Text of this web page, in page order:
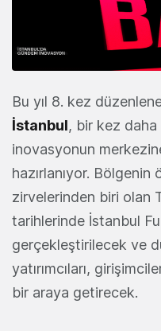
Bu yıl 8. kez
İstanbul, bir kez
inovasyonun
hazırlanıyor. Bölgenin
zirvelerinden biri olan
tarihlerinde İstanbul
gerçekleştirilecek ve
yatırımcıları,
bir araya getirecek.